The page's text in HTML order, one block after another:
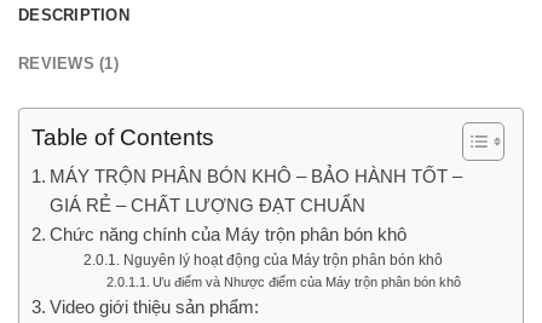
DESCRIPTION
REVIEWS (1)
Table of Contents
MÁY TRỘN PHÂN BÓN KHÔ – BẢO HÀNH TỐT –
GIÁ RẺ – CHẤT LƯỢNG ĐẠT CHUẨN
Chức năng chính của Máy trộn phân bón khô
Nguyên lý hoạt động của Máy trộn phân bón khô
Ưu điểm và Nhược điểm của Máy trộn phân bón khô
Video giới thiệu sản phẩm: